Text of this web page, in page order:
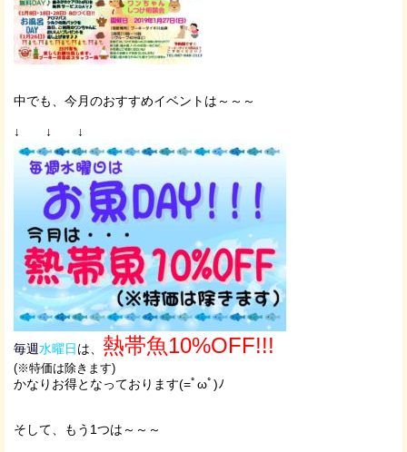
中でも、今月のおすすめイベントは～～～
↓ ↓ ↓
毎週水曜日は、 熱帯魚10%OFF!!!
(※特価は除きます)
かなりお得となっております(=ﾟωﾟ)ﾉ
そして、もう1つは～～～